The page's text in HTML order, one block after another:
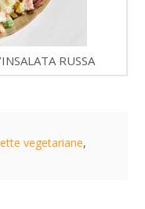
RUSSA
vegetariane,